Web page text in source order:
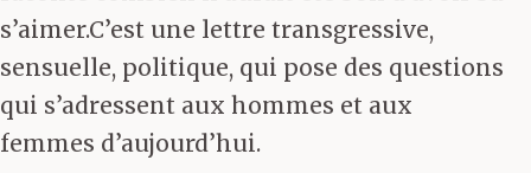
s’aimer.C’est une lettre transgressive,
sensuelle, politique, qui pose des questions
qui s’adressent aux hommes et aux
femmes d’aujourd’hui.